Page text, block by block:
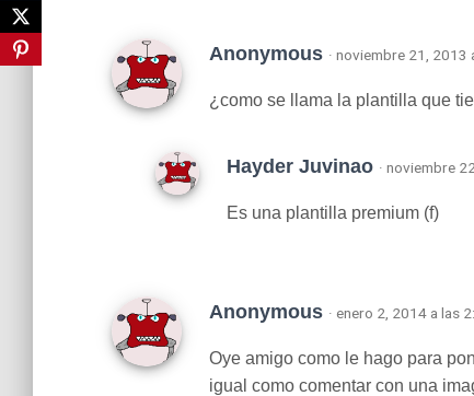
Anonymous · noviembre 21, 2013
¿como se llama la plantilla que
Hayder Juvinao · noviembre
Es una plantilla premium (f)
Anonymous · enero 2, 2014 a las
Oye amigo como le hago para
igual como comentar con una